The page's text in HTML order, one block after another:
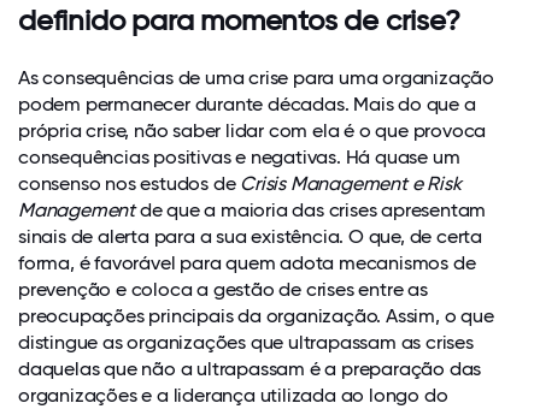
definido para momentos de crise?
As consequências de uma crise para uma organização
podem permanecer durante décadas. Mais do que a
própria crise, não saber lidar com ela é o que provoca
consequências positivas e negativas. Há quase um
consenso nos estudos de Crisis Management e Risk
Managementde que a maioria das crises apresentam
sinais de alerta para a sua existência. O que, de certa
forma, é favorável para quem adota mecanismos de
prevenção e coloca a gestão de crises entre as
preocupações principais da organização. Assim, o que
distingue as organizações que ultrapassam as crises
daquelas que não a ultrapassam é a preparação das
organizações e a liderança utilizada ao longo do